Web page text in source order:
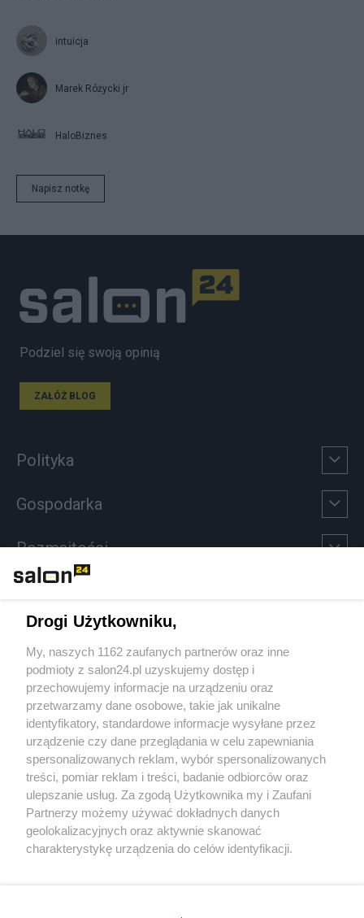
intuicja
Marek Różycki jr
HaloBiznes
Napisz notkę
Podziel się swoją opinią
ZAŁÓŻ BLOG
Polityka
Gospodarka
Rozmaitości
Sport
Społeczeństwo
Kultura
X Facebook Instagram Youtube
Drogi Użytkowniku,
My, naszych 1162 zaufanych partnerów oraz inne
podmioty z salon24.pl uzyskujemy dostęp i
przechowujemy informacje na urządzeniu oraz
przetwarzamy dane osobowe, takie jak unikalne
identyfikatory, standardowe informacje wysyłane przez
urządzenie czy dane przeglądania w celu zapewniania
spersonalizowanych reklam, wybór spersonalizowanych
treści, pomiar reklam i treści, badanie odbiorców oraz
ulepszanie usług. Za zgodą Użytkownika my i Zaufani
Partnerzy możemy używać dokładnych danych
geolokalizacyjnych oraz aktywnie skanować
charakterystykę urządzenia do celów identyfikacji.